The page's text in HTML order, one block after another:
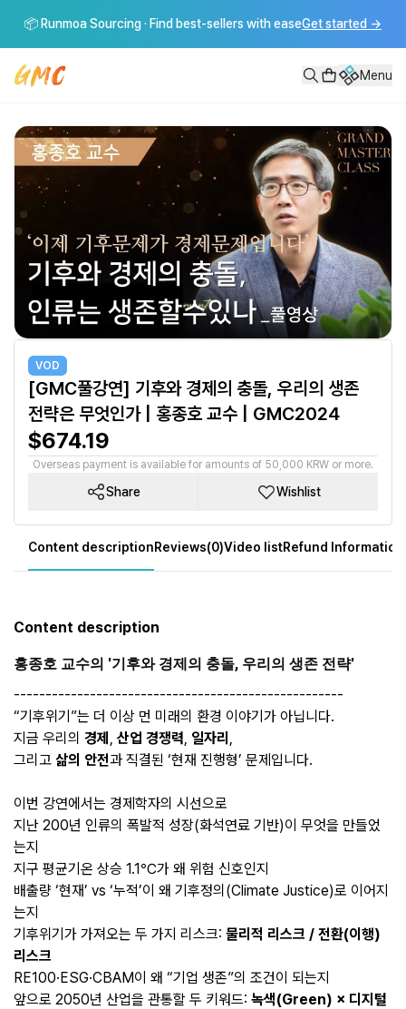
홍종호 교수의 '기후와 경제의 충돌, 우리의 생존 전략
📦 Runmoa Sourcing · Find best-sellers with easeGet started →
Menu
VOD
[GMC풀강연] 기후와 경제의 충돌, 우리의 생존
전략은 무엇인가 | 홍종호 교수 | GMC2024
$674.19
Overseas payment is available for amounts of 50,000 KRW or more.
Share Wishlist
Content descriptionReviews(0)Video listRefund Information
Content description
홍종호 교수의 '기후와 경제의 충돌, 우리의 생존 전략'
----------------------------------------------------
“기후위기”는 더 이상 먼 미래의 환경 이야기가 아닙니다.
지금 우리의 경제 , 산업 경쟁력, 일자리 ,
그리고 삶의 안전과 직결된 ‘현재 진행형’ 문제입니다.
이번 강연에서는 경제학자의 시선으로
지난 200년 인류의 폭발적 성장(화석연료 기반)이 무엇을 만들었
는지
지구 평균기온 상승 1.1℃가 왜 위험 신호인지
배출량 ‘현재’ vs ‘누적’이 왜 기후정의(Climate Justice)로 이어지
는지
기후위기가 가져오는 두 가지 리스크: 물리적 리스크 / 전환(이행)
리스크
RE100·ESG·CBAM이 왜 “기업 생존”의 조건이 되는지
앞으로 2050년 산업을 관통할 두 키워드: 녹색(Green) × 디지털